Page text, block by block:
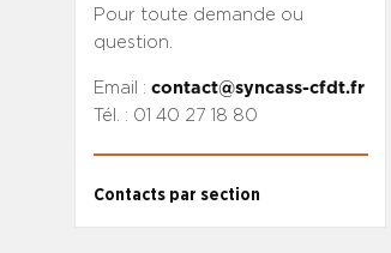
Pour toute demande ou
question.
Email : contact@syncass-cfdt.fr
Tél. : 01 40 27 18 80
Contacts par section